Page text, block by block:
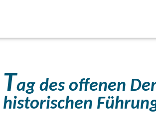
Tag des offenen
historischen